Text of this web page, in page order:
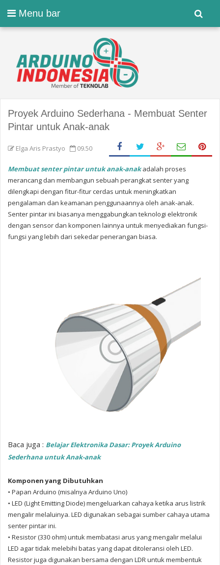
Menu bar
Proyek Arduino Sederhana - Membuat Senter
Pintar untuk Anak-anak
Elga Aris Prastyo 09.50
Membuat senter pintar untuk anak-anakadalah proses
merancang dan membangun sebuah perangkat senter yang
dilengkapi dengan fitur-fitur cerdas untuk meningkatkan
pengalaman dan keamanan penggunaannya oleh anak-anak.
Senter pintar ini biasanya menggabungkan teknologi elektronik
dengan sensor dan komponen lainnya untuk menyediakan fungsi-
fungsi yang lebih dari sekedar penerangan biasa.
Baca juga : Belajar Elektronika Dasar: Proyek Arduino
Sederhana untuk Anak-anak
Komponen yang Dibutuhkan
• Papan Arduino (misalnya Arduino Uno)
• LED (Light Emitting Diode)mengeluarkan cahaya ketika arus listrik
mengalir melaluinya. LED digunakan sebagai sumber cahaya utama
senter pintar ini.
• Resistor (330 ohm)untuk membatasi arus yang mengalir melalui
LED agar tidak melebihi batas yang dapat ditoleransi oleh LED.
Resistor juga digunakan bersama dengan LDR untuk membentuk